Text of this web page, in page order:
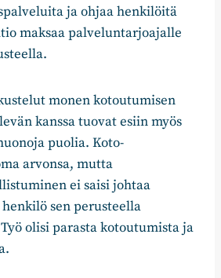
ja ohjaa henkilöitä
maksaa palveluntarjoajalle
monen kotoutumisen
kanssa tuovat esiin myös
puolia. Koto-
arvonsa, mutta
ei saisi johtaa
sen perusteella
olisi parasta kotoutumista ja